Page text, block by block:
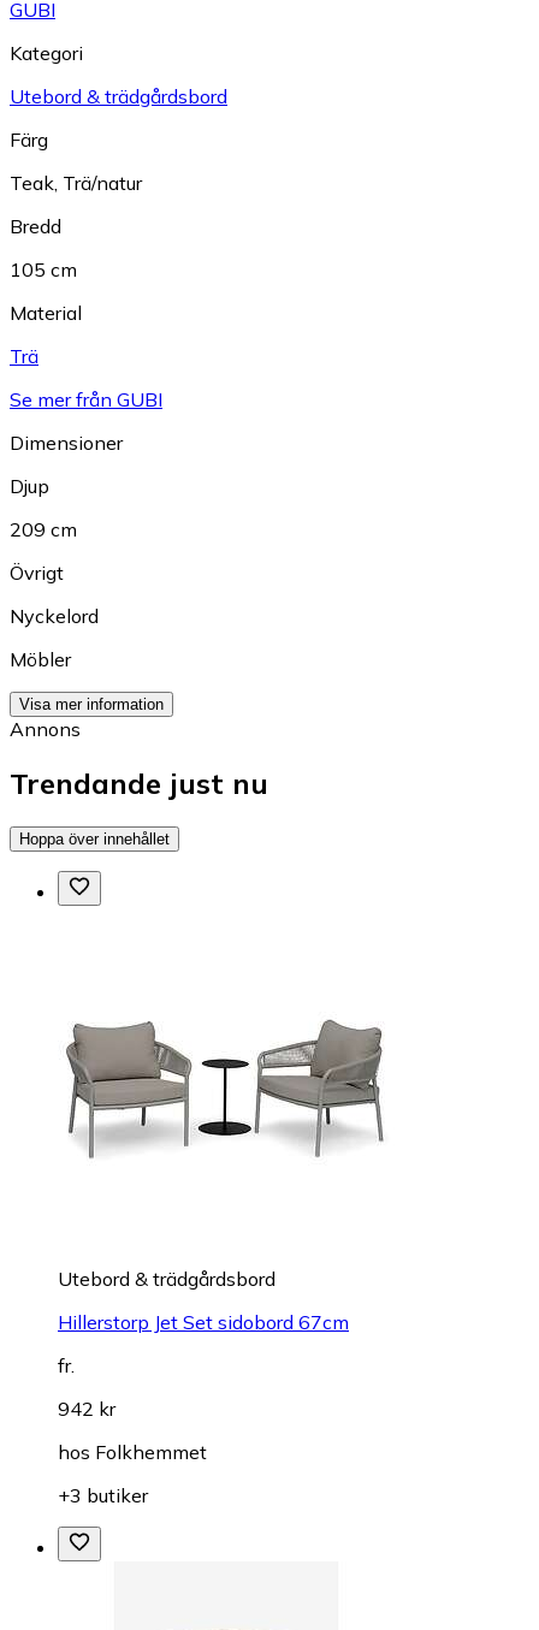
GUBI
Kategori
Utebord & trädgårdsbord
Färg
Teak Trä/natur
Bredd
105 cm
Material
Trä
Se mer från GUBI
Dimensioner
Djup
209 cm
Övrigt
Nyckelord
Möbler
Visa mer information
Annons
Trendande just nu
Hoppa över innehållet
Utebord & trädgårdsbord
Hillerstorp Jet Set sidobord 67cm
fr.
942 kr
hos Folkhemmet
+3 butiker